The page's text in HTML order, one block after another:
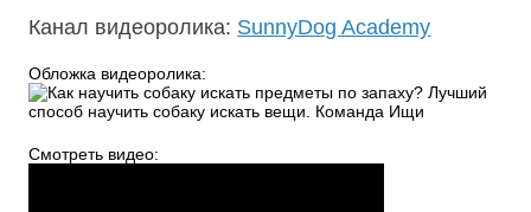
Канал видеоролика: SunnyDog Academy
Обложка видеоролика:
Смотреть видео: